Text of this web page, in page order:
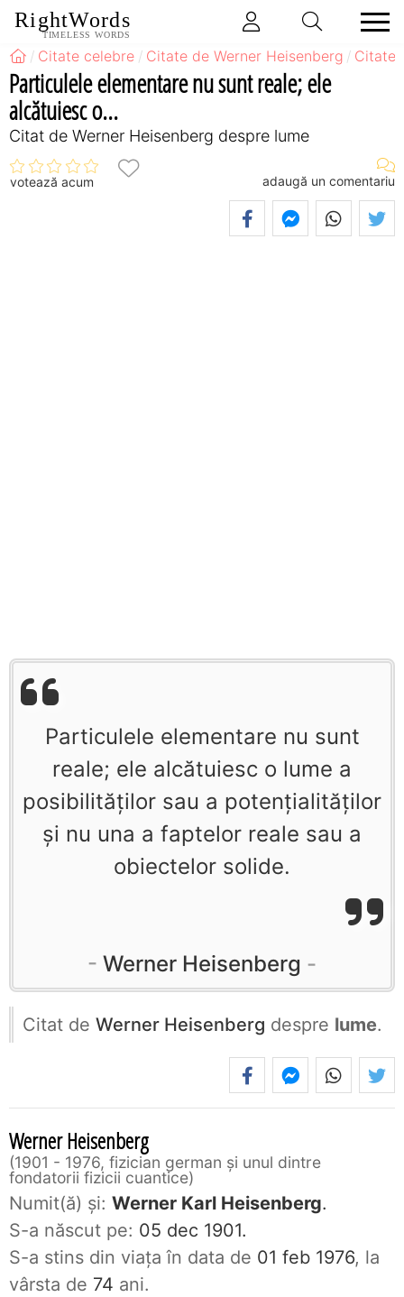
RightWords
TIMELESS WORDS
Citate celebre Citate de Werner Heisenberg Citate
Particulele elementare nu sunt reale; ele
alcătuiesc o...
Citat de Werner Heisenberg despre lume
votează acum adaugă un comentariu
Particulele elementare nu sunt
reale; ele alcătuiesc o lume a
posibilităţilor sau a potenţialităţilor
şi nu una a faptelor reale sau a
obiectelor solide.
Werner Heisenberg
Citat de Werner Heisenberg despre lume.
Werner Heisenberg
1901 - 1976, fizician german și unul dintre
fondatorii fizicii cuantice
Numit(ă) și: Werner Karl Heisenberg.
S-a născut pe: 05 dec 1901.
S-a stins din viaţa în data de 01 feb 1976, la
vârsta de 74 ani.